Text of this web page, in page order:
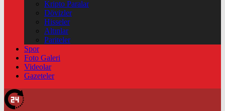
Kripto Paralar
Dövizler
Hisseler
Altınlar
Pariteler
Spor
Foto Galeri
Videolar
Gazeteler